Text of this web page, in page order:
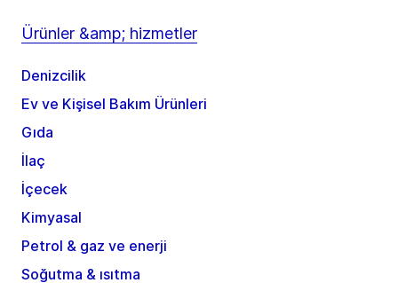
Ürünler &amp; hizmetler
Denizcilik
Ev ve Kişisel Bakım Ürünleri
Gıda
İlaç
İçecek
Kimyasal
Petrol & gaz ve enerji
Soğutma & ısıtma